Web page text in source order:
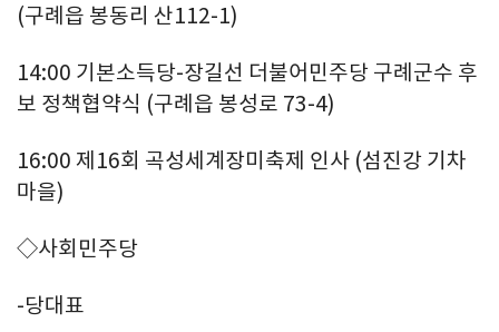
(구례읍 봉동리 산112-1)
14:00 기본소득당-장길선 더불어민주당 구례군수 후
보 정책협약식 (구례읍 봉성로 73-4)
16:00 제16회 곡성세계장미축제 인사 (섬진강 기차
마을)
◇사회민주당
-당대표